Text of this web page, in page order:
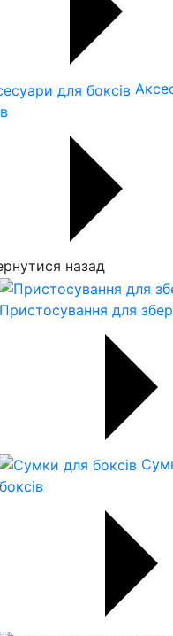
назад
Пристосування для
боксів